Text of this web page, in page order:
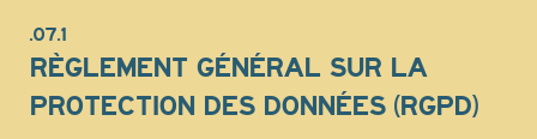
.07.1
RÈGLEMENT GÉNÉRAL SUR LA
PROTECTION DES DONNÉES (RGPD)